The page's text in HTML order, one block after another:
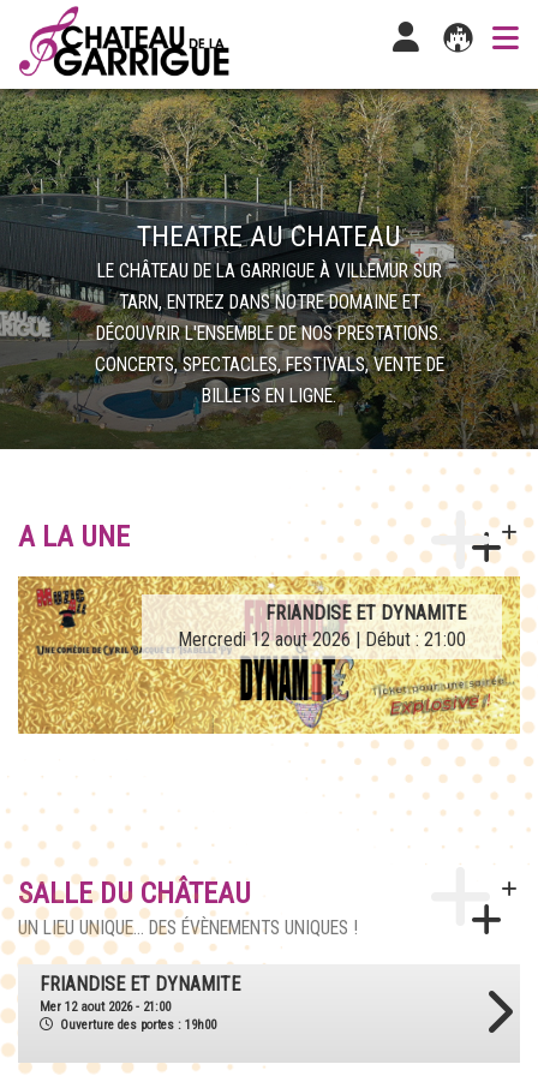
THEATRE AU CHATEAU
LE CHÂTEAU DE LA GARRIGUE À VILLEMUR SUR
TARN, ENTREZ DANS NOTRE DOMAINE ET
DÉCOUVRIR L'ENSEMBLE DE NOS PRESTATIONS.
CONCERTS, SPECTACLES, FESTIVALS, VENTE DE
BILLETS EN LIGNE.
A LA UNE
FRIANDISE ET DYNAMITE
Mercredi 12 aout 2026 | Début : 21:00
AFTERWORK TRIBUTE LA FRENCH TEUF
Jeudi 27 aout 2026 | Début : 21:00
SALLE DU CHÂTEAU
UN LIEU UNIQUE... DES ÉVÈNEMENTS UNIQUES !
AFTERWORK TRIBUTE LA FRENCH TEUF
Jeu 27 aout 2026 - 21:00
Ouverture des portes : 18h30